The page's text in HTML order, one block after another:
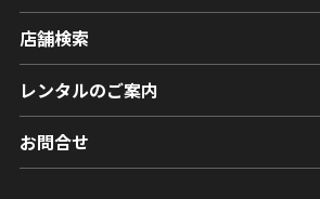
店舗検索
レンタルのご案内
お問合せ